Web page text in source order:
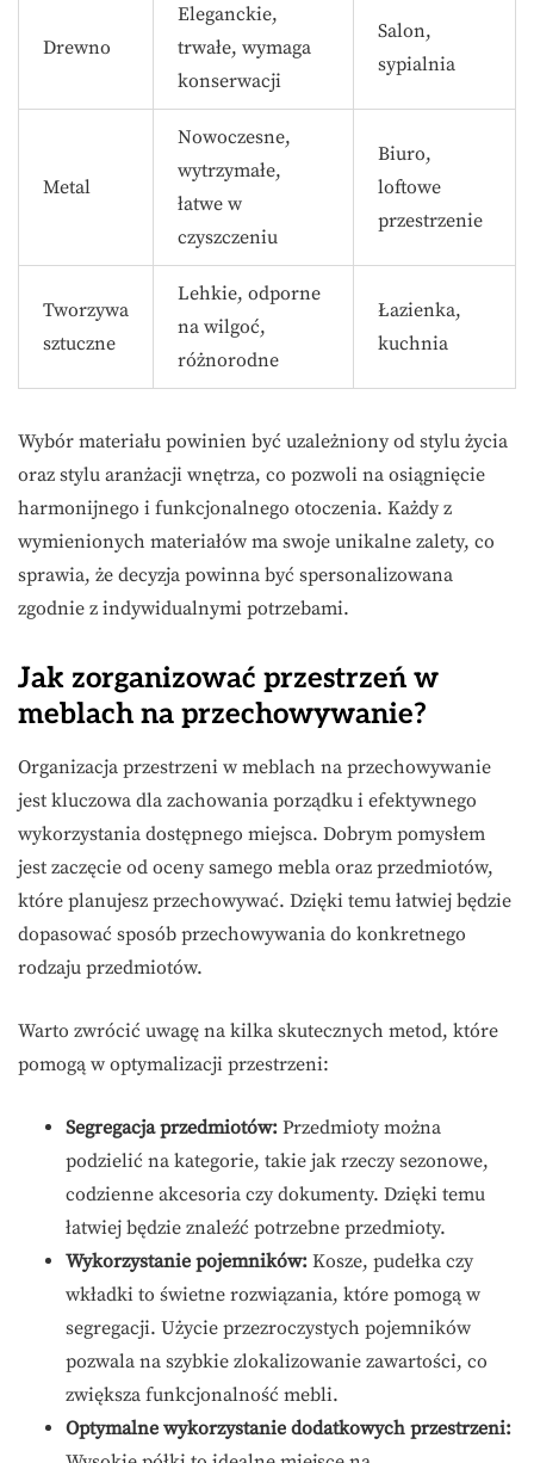
Drewno
Eleganckie,
trwałe, wymaga
konserwacji
Salon,
sypialnia
Metal
Nowoczesne,
wytrzymałe,
łatwe w
czyszczeniu
Biuro,
loftowe
przestrzenie
Tworzywa
sztuczne
Lehkie, odporne
na wilgoć,
różnorodne
Łazienka,
kuchnia
Wybór materiału powinien być uzależniony od stylu życia
oraz stylu aranżacji wnętrza, co pozwoli na osiągnięcie
harmonijnego i funkcjonalnego otoczenia. Każdy z
wymienionych materiałów ma swoje unikalne zalety, co
sprawia, że decyzja powinna być spersonalizowana
zgodnie z indywidualnymi potrzebami.
Jak zorganizować przestrzeń w
meblach na przechowywanie?
Organizacja przestrzeni w meblach na przechowywanie
jest kluczowa dla zachowania porządku i efektywnego
wykorzystania dostępnego miejsca. Dobrym pomysłem
jest zaczęcie od oceny samego mebla oraz przedmiotów,
które planujesz przechowywać. Dzięki temu łatwiej będzie
dopasować sposób przechowywania do konkretnego
rodzaju przedmiotów.
Warto zwrócić uwagę na kilka skutecznych metod, które
pomogą w optymalizacji przestrzeni:
Segregacja przedmiotów: Przedmioty można
podzielić na kategorie, takie jak rzeczy sezonowe,
codzienne akcesoria czy dokumenty. Dzięki temu
łatwiej będzie znaleźć potrzebne przedmioty.
Wykorzystanie pojemników: Kosze, pudełka czy
wkładki to świetne rozwiązania, które pomogą w
segregacji. Użycie przezroczystych pojemników
pozwala na szybkie zlokalizowanie zawartości, co
zwiększa funkcjonalność mebli.
Optymalne wykorzystanie dodatkowych przestrzeni: